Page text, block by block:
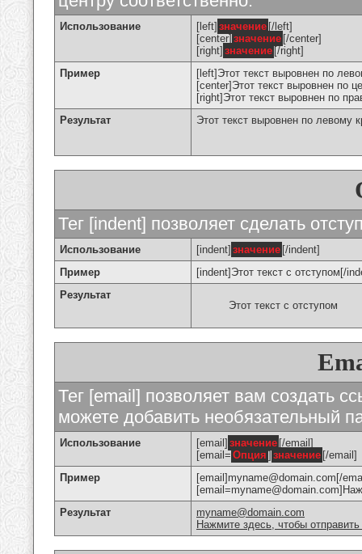
Использование [left] значение [/left]
[center] значение [/center]
[right] значение [/right]
Пример
[left]Этот текст выровнен по
[center]Этот текст выровнен по
[right]Этот текст выровнен по
Результат
Этот текст выровнен по левому
Тег [indent] позволяет сделать
Использование [indent] значение [/indent]
Пример
[indent]Этот текст с отступом[/
Результат
Этот текст с отступом
Тег [email] позволяет вам создать
можете добавить необязательный
Использование [email] значение [/email]
[email= Опция ] значение [/email]
Пример
[email]myname@domain.com[/
Результат
myname@domain.com
Нажмите здесь, чтобы